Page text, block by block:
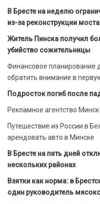
В Бресте на неделю
из-за реконструкции моста
Житель Пинска получил
убийство сожительницы
Финансовое планирование
обратить внимание в
Подросток погиб после
Рекламное агентство
Путешествие из России в
арендовать авто в Минске
В Бресте на пять дней
нескольких районах
Взятки как норма: в
один руководитель